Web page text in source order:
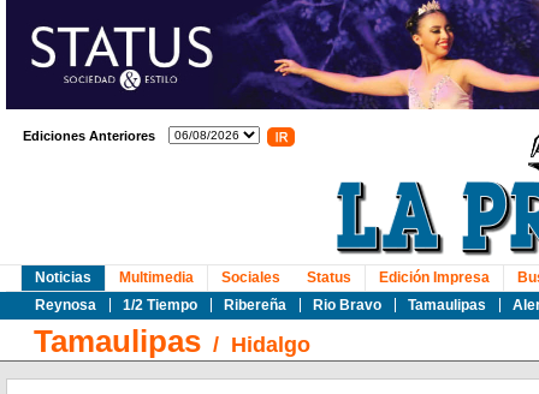
Ediciones Anteriores
Noticias
Reynosa
1/2 Tiempo Ribereña Rio Bravo Tamaulipas
Multimedia Sociales Status Edición Impresa
Tamaulipas / Hidalgo